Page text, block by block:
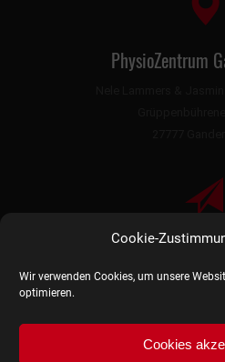
Cookie-
Wir verwenden Cookies, um unsere
optimieren.
Cookies
PhysioZentrum